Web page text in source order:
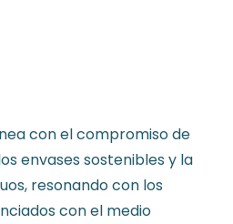
con el compromiso de
envases sostenibles y la
resonando con los
con el medio